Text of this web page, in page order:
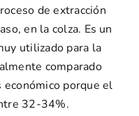
de extracción
en la colza. Es un
utilizado para la
comparado
económico porque el
32-34%.